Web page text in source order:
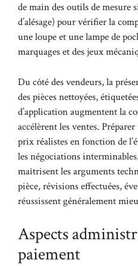
de main des outils de mesure
d’alésage) pour vérifier la
une loupe et une lampe de
marquages et des jeux
Du côté des vendeurs, la
des pièces nettoyées,
d’application augmentent la
accélèrent les ventes.
prix réalistes en fonction de
les négociations
maîtrisent les arguments
pièce, révisions effectuées,
réussissent généralement
Aspects
paiement